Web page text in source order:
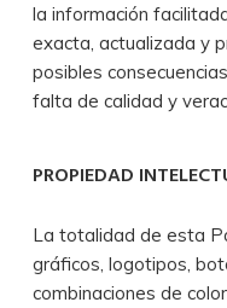
la información
exacta, actualizada y
posibles
falta de calidad y
PROPIEDAD
La totalidad de esta
gráficos, logotipos,
combinaciones de